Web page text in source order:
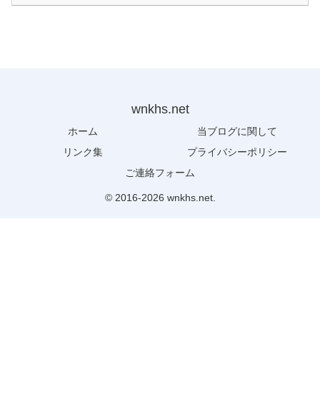
wnkhs.net
ホーム
当ブログに関して
リンク集
プライバシーポリシー
ご連絡フォーム
© 2016-2026 wnkhs.net.